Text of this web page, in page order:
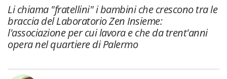
Li chiama "fratellini" i bambini che crescono tra le
braccia del Laboratorio Zen Insieme:
l'associazione per cui lavora e che da trent'anni
opera nel quartiere di Palermo